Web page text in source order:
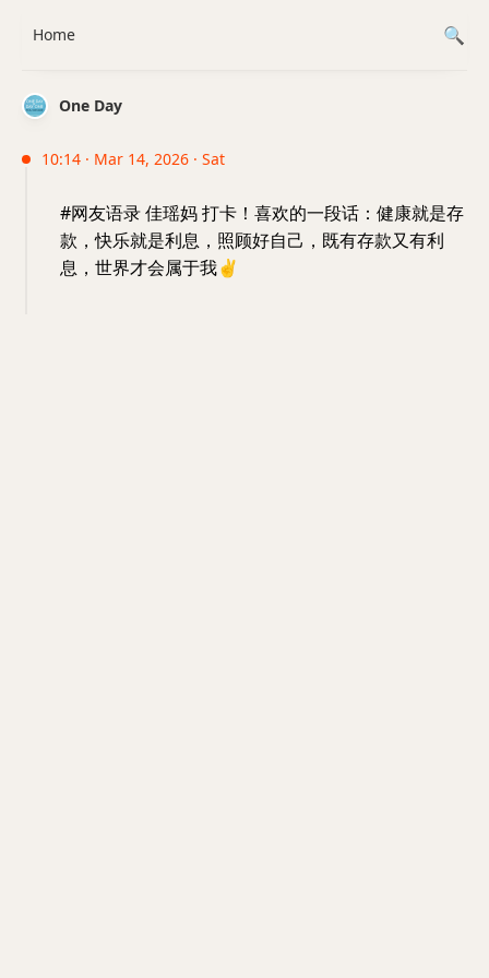
One Day
10:14 · Mar 14, 2026 · Sat
#网友语录 佳瑶妈 打卡！喜欢的一段话：健康就是存
款，快乐就是利息，照顾好自己，既有存款又有利
息，世界才会属于我✌️
Home